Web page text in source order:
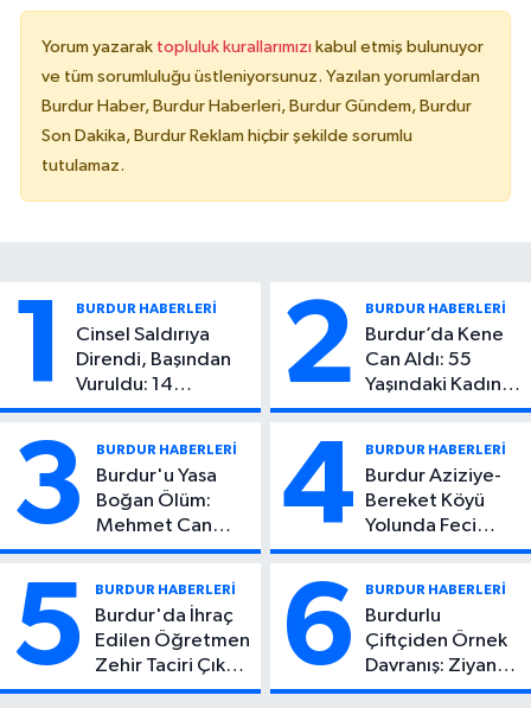
Yorum yazarak topluluk kurallarımızı kabul etmiş bulunuyor
ve tüm sorumluluğu üstleniyorsunuz. Yazılan yorumlardan
Burdur Haber, Burdur Haberleri, Burdur Gündem, Burdur
Son Dakika, Burdur Reklam hiçbir şekilde sorumlu
tutulamaz.
1 BURDUR HABERLERİ
Cinsel Saldırıya
Direndi, Başından
Vuruldu: 14
Yaşındaki Çocuktan
2 BURDUR HABERLERİ
Burdur’da Kene
Can Aldı: 55
Yaşındaki Kadın
Hayatını Kaybetti
3 BURDUR HABERLERİ
Burdur'u Yasa
Boğan Ölüm:
Mehmet Can
Atıcı Genç Yaşta
4 BURDUR HABERLERİ
Burdur Aziziye-
Bereket Köyü
Yolunda Feci
Kaza: 1 Ölü, 2
5 BURDUR HABERLERİ
Burdur'da İhraç
Edilen Öğretmen
Zehir Taciri Çıktı:
Binlerce
6 BURDUR HABERLERİ
Burdurlu
Çiftçiden Örnek
Davranış: Ziyan
Olmasın Diye